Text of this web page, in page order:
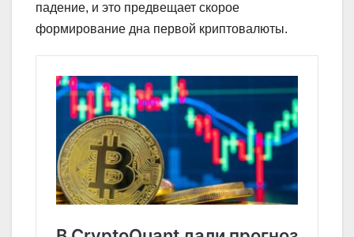
падение, и это предвещает скорое
формирование дна первой криптовалюты.